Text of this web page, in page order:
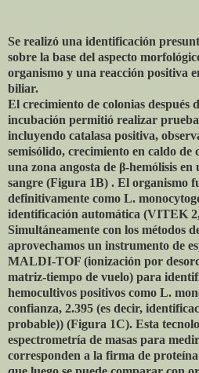
Se realizó una identificación
sobre la base del aspecto
organismo y una reacción positiva
biliar.
El crecimiento de colonias después
incubación permitió realizar
incluyendo catalasa positiva,
semisólido, crecimiento en caldo
una zona angosta de β-hemólisis en
sangre (Figura 1B) . El organismo
definitivamente como L.
identificación automática (VITEK
Simultáneamente con los métodos
aprovechamos un instrumento de
MALDI-TOF (ionización por
matriz-tiempo de vuelo) para
hemocultivos positivos como L.
confianza, 2.395 (es decir,
probable)) (Figura 1C). Esta
espectrometría de masas para
corresponden a la firma de